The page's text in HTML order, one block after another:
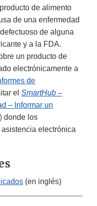
de alimento
de una enfermedad
de alguna
y a la FDA.
un producto de
electrónicamente a
de
el SmartHub –
– Informar un
donde los
electrónica
(en inglés)